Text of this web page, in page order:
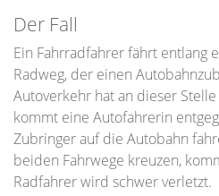
Der Fall
Ein Fahrradfahrer fährt entlang
Radweg, der einen
Autoverkehr hat an dieser
kommt eine Autofahrerin
Zubringer auf die Autobahn
beiden Fahrwege kreuzen,
Radfahrer wird schwer verletzt.